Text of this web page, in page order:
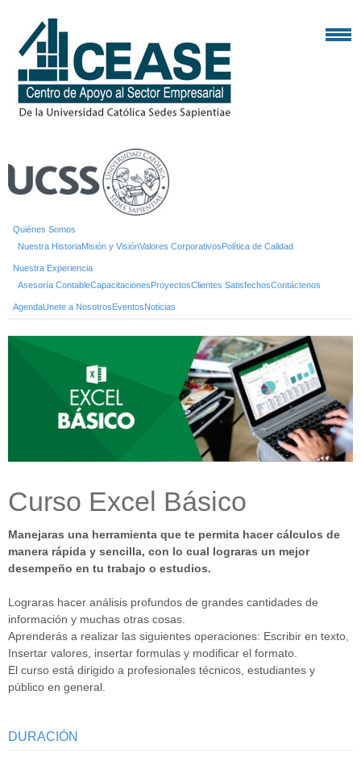
Quiénes Somos
Nuestra HistoriaMisión y VisiónValores CorporativosPolítica de Calidad
Nuestra Experiencia
Asesoría ContableCapacitacionesProyectosClientes SatisfechosContáctenos
AgendaUnete a NosotrosEventosNoticias
Curso Excel Básico
Manejaras una herramienta que te permita hacer cálculos de
manera rápida y sencilla, con lo cual lograras un mejor
desempeño en tu trabajo o estudios.
Lograras hacer análisis profundos de grandes cantidades de
información y muchas otras cosas.
Aprenderás a realizar las siguientes operaciones: Escribir en texto,
Insertar valores, insertar formulas y modificar el formato.
El curso está dirigido a profesionales técnicos, estudiantes y
público en general.
DURACIÓN